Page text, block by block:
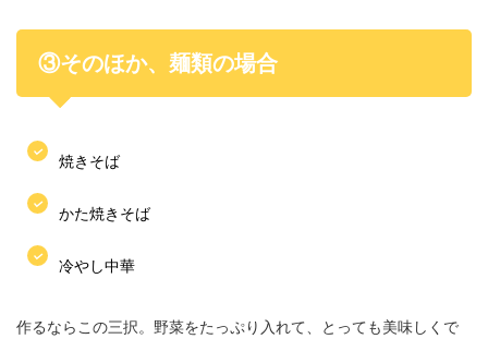
③そのほか、麺類の場合
焼きそば
かた焼きそば
冷やし中華
作るならこの三択。野菜をたっぷり入れて、とっても美味しくで